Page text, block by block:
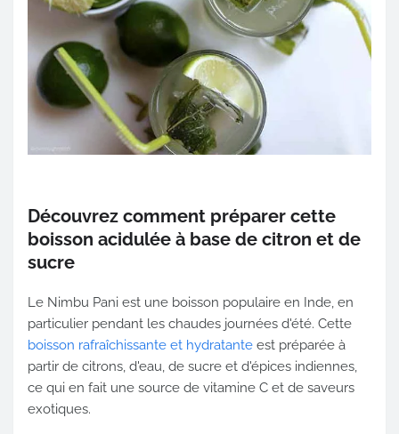
Découvrez comment préparer cette
boisson acidulée à base de citron et de
sucre
Le Nimbu Pani est une boisson populaire en Inde, en
particulier pendant les chaudes journées d'été. Cette
boisson rafraîchissante et hydratante est préparée à
partir de citrons, d'eau, de sucre et d'épices indiennes,
ce qui en fait une source de vitamine C et de saveurs
exotiques.